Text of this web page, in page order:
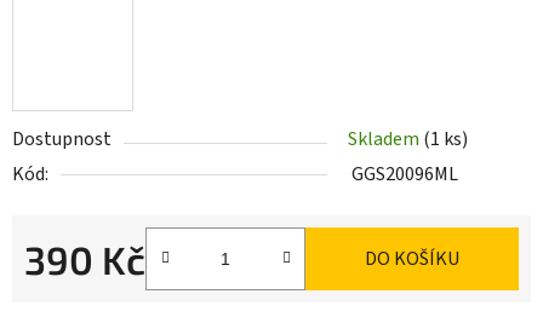
Dostupnost Skladem (1 ks)
Kód:
GGS20096ML
390 Kč DO KOŠÍKU